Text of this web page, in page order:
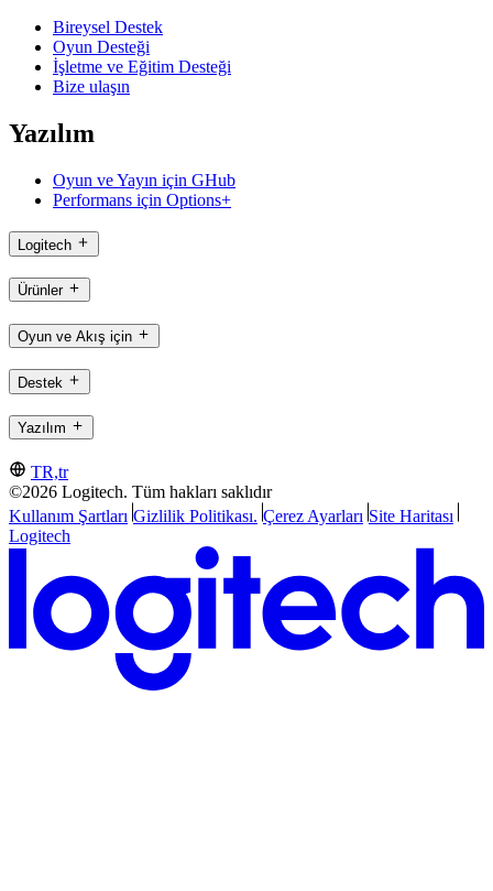
Bireysel Destek
Oyun Desteği
İşletme ve Eğitim Desteği
Bize ulaşın
Yazılım
Oyun ve Yayın için GHub
Performans için Options+
Logitech
Ürünler
Oyun ve Akış için
Destek
Yazılım
TR,tr
©2026 Logitech. Tüm hakları saklıdır
Kullanım Şartları Gizlilik Politikası. Çerez Ayarları Site Haritası
Logitech